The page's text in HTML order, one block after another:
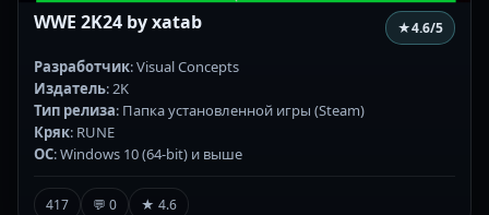
WWE 2K24 by xatab ★4.6/5
Разработчик: Visual Concepts
Издатель: 2K
Тип релиза: Папка установленной игры (Steam)
Кряк: RUNE
ОС: Windows 10 (64-bit) и выше
417 💬 0 ★ 4.6